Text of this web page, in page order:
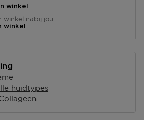
winkel
winkel nabij jou.
winkel
huidtypes